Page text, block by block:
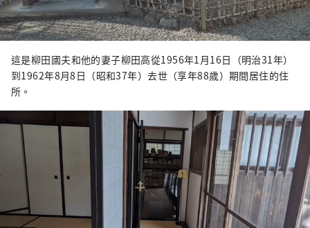
這是柳田國夫和他的妻子柳田高從1956年1月16日（明治31年）
到1962年8月8日（昭和37年）去世（享年88歲）期間居住的住
所。